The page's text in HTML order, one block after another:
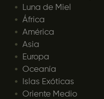
Luna de Miel
África
América
Asia
Europa
Oceanía
Islas Exóticas
Oriente Medio